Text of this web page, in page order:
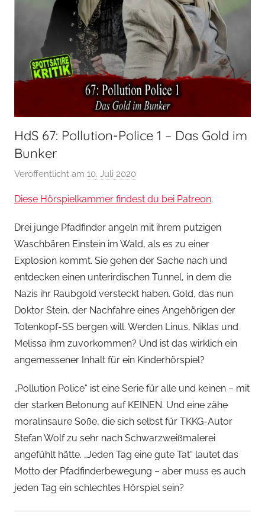
HdS 67: Pollution-Police 1 – Das Gold im
Bunker
Veröffentlicht am 10. Juli 2020
n
e
r
s
p
i
e
k
m
m
e
r
Diese Hörspielkammer findest du bei Patreon.
Drei junge Pfadfinder angeln mit ihrem putzigen
Waschbären Einstein im Wald, als es zu einer
Explosion kommt. Sie gehen der Sache nach und
entdecken einen unterirdischen Tunnel, in dem die
Nazis ihr Raubgold versteckt haben. Gold, das nun
Doktor Stein, der Nachfahre eines Angehörigen der
Totenkopf-SS bergen will. Werden Linus, Niklas und
Melissa ihm zuvorkommen? Und ist das wirklich ein
angemessener Inhalt für ein Kinderhörspiel?
„Pollution Police“ ist eine Serie für alle und keinen – mit
der starken Betonung auf KEINEN. Und eine zähe
moralinsaure Soße, die sich selbst für TKKG-Autor
Stefan Wolf zu sehr nach Schwarzweißmalerei
angefühlt hätte. „Jeden Tag eine gute Tat“ lautet das
Motto der Pfadfinderbewegung – aber muss es auch
jeden Tag ein schlechtes Hörspiel sein?